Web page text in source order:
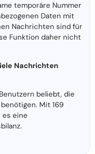
temporäre Nummer
Daten mit
Nachrichten sind für
Funktion daher nicht
Nachrichten
beliebt, die
Mit 169
es eine